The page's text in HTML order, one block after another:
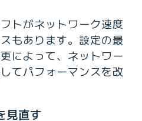
トがネットワーク速度
もあります。設定の最
によって、ネットワー
てパフォーマンスを改
見直す